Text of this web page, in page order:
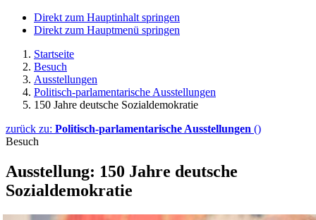
Direkt zum Hauptinhalt springen
Direkt zum Hauptmenü springen
Startseite
Besuch
Ausstellungen
Politisch-parlamentarische Ausstellungen
150 Jahre deutsche Sozialdemokratie
zurück zu: Politisch-parlamentarische Ausstellungen ()
Besuch
Ausstellung: 150 Jahre deutsche
Sozialdemokratie